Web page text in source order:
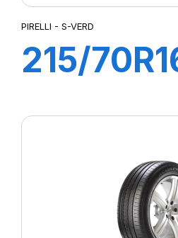
PIRELLI - S-VERD
215/